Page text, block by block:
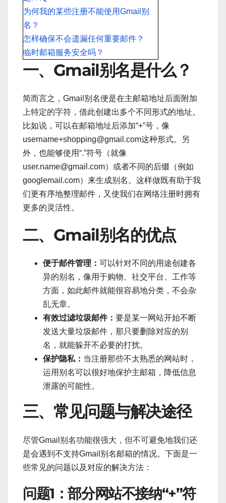
为何我的某些注册不能使用Gmail别
名？
怎样确保不会遗漏任何重要邮件？
临时邮箱服务安全吗？
一、Gmail别名是什么？
简而言之，Gmail别名便是在主邮箱地址后面附加
上特定的字符，借此创建出多个不同形式的地址。
比如说，可以在邮箱地址后添加“+”号，像
username+shopping@gmail.com这种形式。另
外，也能够使用“.”符号（就像
user.name@gmail.com）或者不同的后缀（例如
googlemail.com）来生成别名。这样做既有助于我
们更有序地整理邮件，又使我们在网络注册时拥有
更多的灵活性。
二、Gmail别名的优点
便于邮件管理： 可以针对不同的用途创建各
异的别名，像用于购物、社交平台、工作等
方面，如此邮件就能很容易地分类，不会杂
乱无章。
有效过滤垃圾邮件： 要是某一网站开始不断
发送大量垃圾邮件，那只要删除对应的别
名，就能躲开不必要的打扰。
保护隐私： 当注册那些不太熟悉的网站时，
运用别名可以很好地保护主邮箱，降低信息
泄露的可能性。
三、常见问题与解决途径
尽管Gmail别名功能很强大，但不可避免地我们还
是会遇到不支持Gmail别名邮箱的情况。下面是一
些常见的问题以及对应的解决方法：
问题1：部分网站不接纳“+”符